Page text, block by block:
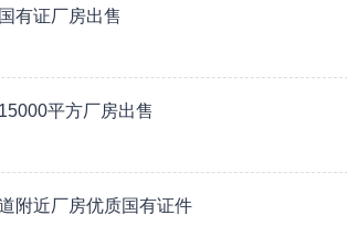
有证厂房出售
平方厂房出售
附近厂房优质国有证件